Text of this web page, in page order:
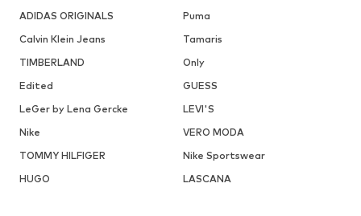
ADIDAS ORIGINALS
Puma
Calvin Klein Jeans
Tamaris
TIMBERLAND
Only
Edited
GUESS
LeGer by Lena Gercke
LEVI'S
Nike
VERO MODA
TOMMY HILFIGER
Nike Sportswear
HUGO
LASCANA